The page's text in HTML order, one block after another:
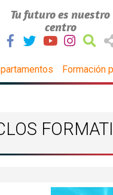
Tu futuro es nuestro
centro
Formación